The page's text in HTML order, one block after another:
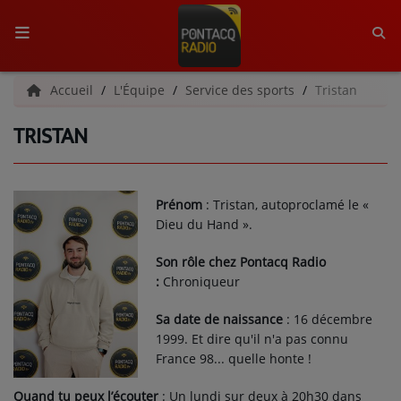
ACCUEIL
RADIO
L'ÉQUIPE
GRILLE DES PROGRAMMES
C'ÉTAIT QUOI CE TITRE ?
MÉDIAS
PODCASTS - SAISON 2026/2027
Accueil L'Équipe Service des sports Tristan
TRISTAN
Prénom : Tristan, autoproclamé le «
Dieu du Hand ».
Son rôle chez Pontacq Radio
: Chroniqueur
Sa date de naissance : 16 décembre
1999. Et dire qu'il n'a pas connu
France 98... quelle honte !
Quand tu peux l’écouter : Un lundi sur deux à 20h30 dans